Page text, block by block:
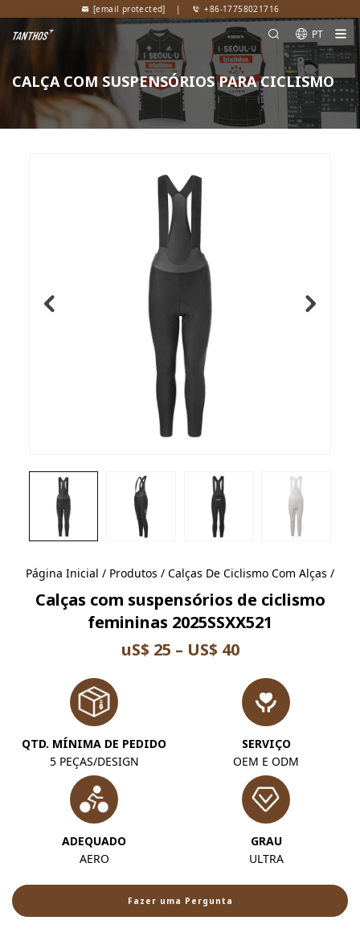
[email protected] | +86-17758021716
PT
CALÇA COM SUSPENSÓRIOS PARA CICLISMO
Página Inicial / Produtos / Calças De Ciclismo Com Alças /
Calças com suspensórios de ciclismo
femininas 2025SSXX521
uS$ 25 – US$ 40
QTD. MÍNIMA DE PEDIDO
5 PEÇAS/DESIGN
SERVIÇO
OEM E ODM
ADEQUADO
AERO
GRAU
ULTRA
Fazer uma Pergunta